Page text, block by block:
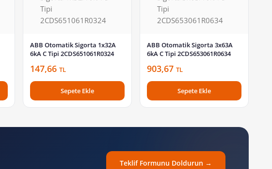
ABB Otomatik Sigorta 1x32A
6kA C Tipi 2CDS651061R0324
147,66TL
Sepete Ekle
ABB Otomatik Sigorta 3x63A
6kA C Tipi 2CDS653061R0634
903,67TL
Sepete Ekle
Teklif Formunu Doldurun →